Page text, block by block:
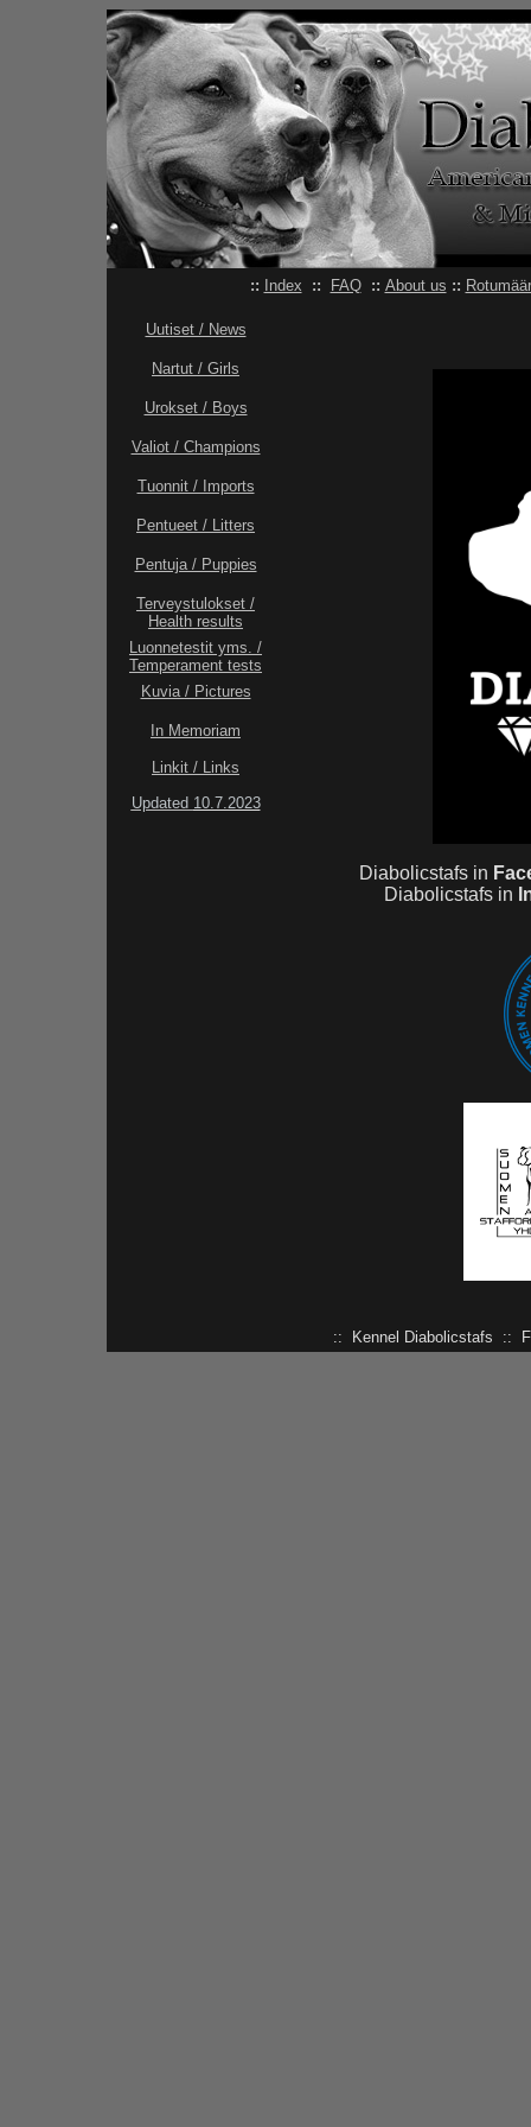
:: Index :: FAQ :: About us ::
Uutiset / News
Nartut / Girls
Urokset / Boys
Valiot / Champions
Tuonnit / Imports
Pentueet / Litters
Pentuja / Puppies
Terveystulokset /
Health results
Luonnetestit yms. /
Temperament tests
Kuvia / Pictures
In Memoriam
Linkit / Links
Updated 10.7.2023
Diabolicstafs in
Diabolicstafs in
:: Kennel Diabolicstafs ::